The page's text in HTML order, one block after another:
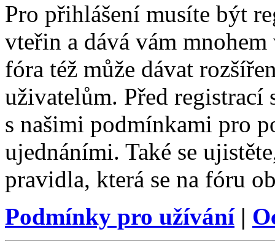
Pro přihlášení musíte být
vteřin a dává vám
fóra též může dávat
uživatelům. Před registrací
s našimi podmínkami pro
ujednáními. Také se
pravidla, která se na fóru
Podmínky pro užívání|